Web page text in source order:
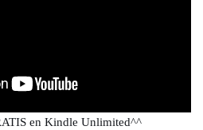
en Kindle Unlimited^^